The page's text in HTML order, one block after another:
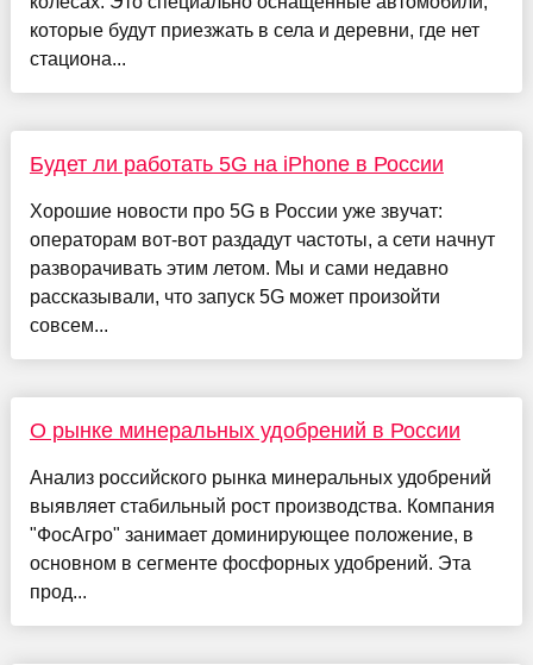
которые будут приезжать в села и деревни, где нет
стациона...
Будет ли работать 5G на iPhone в России
Хорошие новости про 5G в России уже звучат:
операторам вот-вот раздадут частоты, а сети начнут
разворачивать этим летом. Мы и сами недавно
рассказывали, что запуск 5G может произойти
совсем...
О рынке минеральных удобрений в России
Анализ российского рынка минеральных удобрений
выявляет стабильный рост производства. Компания
"ФосАгро" занимает доминирующее положение, в
основном в сегменте фосфорных удобрений. Эта
прод...